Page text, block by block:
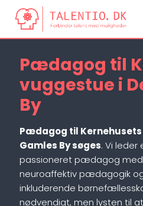
Pædagog til
vuggestue i
By
Pædagog til Kernehusets
Gamles By søges. Vi
passioneret pædagog
neuroaffektiv pædagogik
inkluderende
nødvendigt, men lysten til